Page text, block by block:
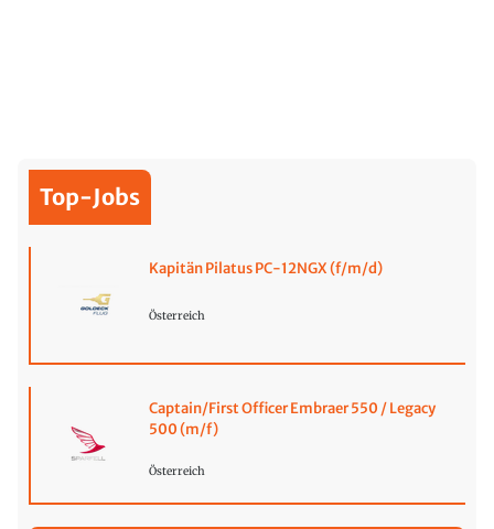
Top-Jobs
Kapitän Pilatus PC-12NGX (f/m/d)
Österreich
Captain/First Officer Embraer 550 / Legacy
500 (m/f)
Österreich